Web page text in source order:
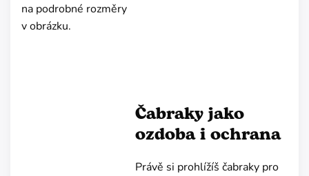
na podrobné rozměry
v obrázku.
Čabraky jako
ozdoba i ochrana
Právě si prohlížíš čabraky pro